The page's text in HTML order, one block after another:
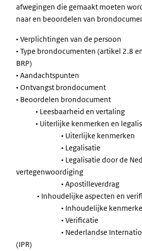
afwegingen die gemaakt moeten
naar en beoordelen van
• Verplichtingen van de persoon
• Type brondocumenten (artikel 2.8
BRP)
• Aandachtspunten
• Ontvangst brondocument
• Beoordelen brondocument
• Leesbaarheid en vertaling
• Uiterlijke kenmerken en
• Uiterlijke kenmerken
• Legalisatie
• Legalisatie door de
vertegenwoordiging
• Apostilleverdrag
• Inhoudelijke aspecten en
• Inhoudelijke
• Verificatie
• Nederlandse
(IPR)